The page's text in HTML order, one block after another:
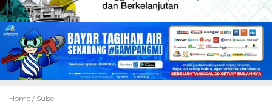
Home / Sulsel